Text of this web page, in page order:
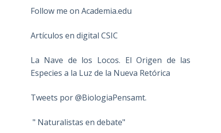
Follow me on Academia.edu
Artículos en digital CSIC
La Nave de los Locos. El Origen de las
Especies a la Luz de la Nueva Retórica
Tweets por @BiologiaPensamt.
" Naturalistas en debate"